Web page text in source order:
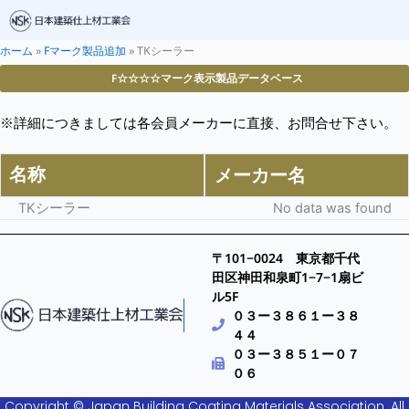
ホーム » Fマーク製品追加 »TKシーラー
F☆☆☆☆マーク表示製品データベース
※詳細につきましては各会員メーカーに直接、お問合せ下さい。
名称 メーカー名
TKシーラー No data was found
〒101−0024 東京都千代
田区神田和泉町1−7−1扇ビ
ル5F
０３ー３８６１ー３８
４４
０３ー３８５１ー０７
０６